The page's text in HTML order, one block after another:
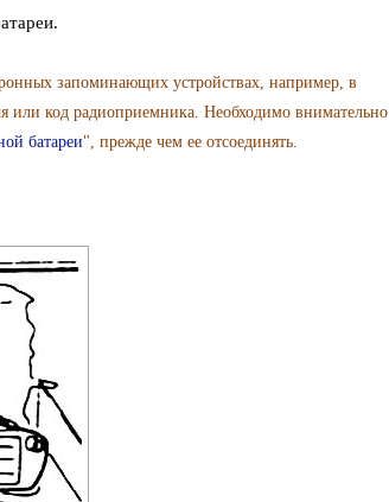
запоминающих устройствах, например, в
или код радиоприемника. Необходимо внимательно
батареи", прежде чем ее отсоединять.